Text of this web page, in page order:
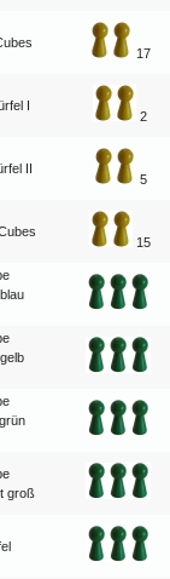
17
2
5
15